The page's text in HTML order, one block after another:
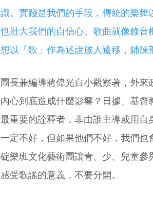
識。實踐是我們的手段，傳統的樂
也壯大我們的自信心。歌曲就像錄
想以「歌」作為述說族人遷移，鋪陳
團長兼編導蔣偉光自小觀察著，外
內心到底造成什麼影響？日據、基
最重要的詮釋者，非由誰主導或用
一定不好，但如果他們不好，我們也
碇樂班文化藝術團讓青、少、兒童參
感受歌謠的意義，不要分開。